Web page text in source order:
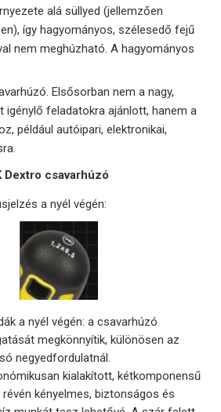
alá süllyed (jellemzően
így hagyományos, szélesedő fejű
nem meghúzható. A hagyományos
Elsősorban nem a nagy,
feladatokra ajánlott, hanem a
például autóipari, elektronikai,
Dextro csavarhúzó
a nyél végén:
a nyél végén: a csavarhúzó
megkönnyítik, különösen az
negyedfordulatnál.
kialakított, kétkomponensű
révén kényelmes, biztonságos és